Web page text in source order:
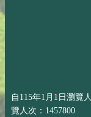
自115年1月1日瀏覽
覽人次：1457800